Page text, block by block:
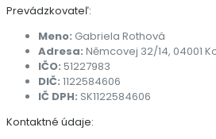
Prevádzkovateľ:
Meno: Gabriela Rothová
Adresa: Němcovej 32/14, 04001
IČO: 51227983
DIČ: 1122584606
IČ DPH: SK1122584606
Kontaktné údaje: